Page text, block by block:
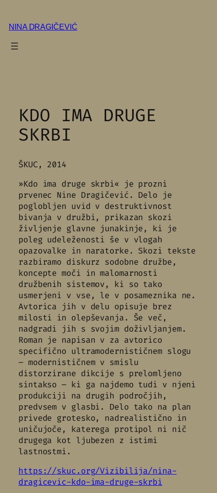
content
NINA DRAGIČEVIĆ
KDO IMA DRUGE
SKRBI
ŠKUC, 2014
»Kdo ima druge skrbi« je prozni
prvenec Nine Dragičević. Delo je
poglobljen uvid v destruktivnost
bivanja v družbi, prikazan skozi
življenje glavne junakinje, ki je
poleg udeleženosti še v vlogah
opazovalke in naratorke. Skozi tekste
razbiramo diskurz sodobne družbe,
koncepte moči in malomarnosti
družbenih sistemov, ki so tako
usmerjeni v vse, le v posameznika ne.
Avtorica jih v delu opisuje brez
milosti in olepševanja. Še več,
nadgradi jih s svojim doživljanjem.
Roman je napisan v za avtorico
specifično ultramodernističnem slogu
– modernističnem v smislu
distorzirane dikcije s prelomljeno
sintakso – ki ga najdemo tudi v njeni
produkciji na drugih področjih,
predvsem v glasbi. Delo tako na plan
privede grotesko, nadrealistično in
uničujoče, katerega protipol ni nič
drugega kot ljubezen z istimi
lastnostmi.
https://skuc.org/Vizibilija/nina-
dragicevic-kdo-ima-druge-skrbi